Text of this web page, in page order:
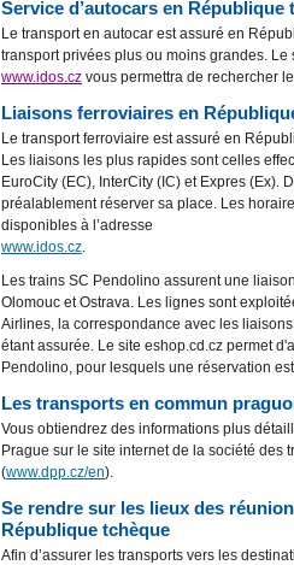
Service d’autocars en République
Le transport en autocar est assuré en
transport privées plus ou moins grandes.
www.idos.cz vous permettra de rechercher
Liaisons ferroviaires en
Le transport ferroviaire est assuré en
Les liaisons les plus rapides sont celles
EuroCity (EC), InterCity (IC) et Expres (Ex).
préalablement réserver sa place. Les
disponibles à l’adresse
www.idos.cz.
Les trains SC Pendolino assurent une
Olomouc et Ostrava. Les lignes sont
Airlines, la correspondance avec les
étant assurée. Le site eshop.cd.cz permet
Pendolino, pour lesquels une réservation
Les transports en commun
Vous obtiendrez des informations plus
Prague sur le site internet de la société des
(www.dpp.cz/en).
Se rendre sur les lieux des
République tchèque
Afin d’assurer les transports vers les